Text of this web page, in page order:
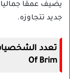
يضيف عمقا
جديد تتجاوزه.
Of Brim